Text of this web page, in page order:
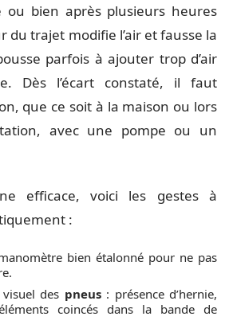
bien après plusieurs heures
du trajet modifie l’air et fausse la
parfois à ajouter trop d’air
Dès l’écart constaté, il faut
que ce soit à la maison ou lors
avec une pompe ou un
efficace, voici les gestes à
:
bien étalonné pour ne pas
visuel des pneus: présence d’hernie,
coincés dans la bande de